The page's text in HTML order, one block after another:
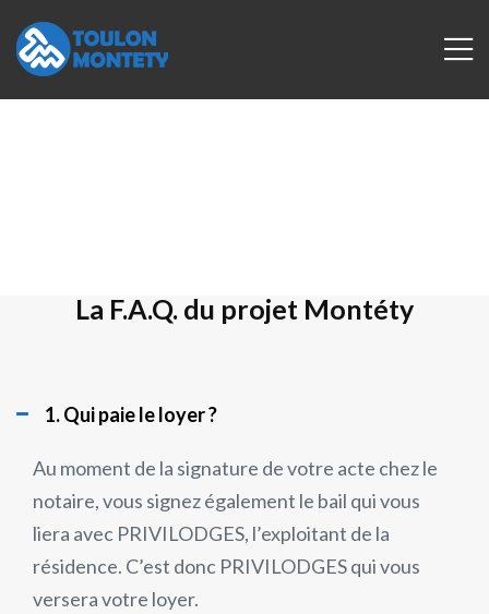
La F.A.Q. du projet Montéty
1. Qui paie le loyer ?
Au moment de la signature de votre acte chez le
notaire, vous signez également le bail qui vous
liera avec PRIVILODGES, l’exploitant de la
résidence. C’est donc PRIVILODGES qui vous
versera votre loyer.